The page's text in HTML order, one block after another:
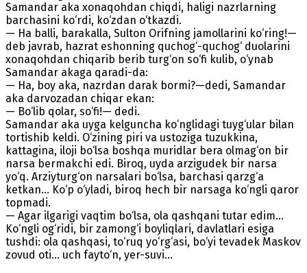
Samandar aka xonaqohdan chiqdi, haligi nazrlarning
barchasini ko‘rdi, ko‘zdan o‘tkazdi.
— Ha balli, barakalla, Sulton Orifning jamollarini ko‘ring!—
deb javrab, hazrat eshonning quchog‘-quchog‘ duolarini
xonaqohdan chiqarib berib turg‘on so‘fi kulib, o‘ynab
Samandar akaga qaradi-da:
— Ha, boy aka, nazrdan darak bormi?—dedi, Samandar
aka darvozadan chiqar ekan:
— Bo‘lib qolar, so‘fi!— dedi.
Samandar aka uyga kelguncha ko‘nglidagi tuyg‘ular bilan
tortishib keldi. O‘zining piri va ustoziga tuzukkina,
kattagina, iloji bo‘lsa boshqa muridlar bera olmag‘on bir
narsa bermakchi edi. Biroq, uyda arzigudek bir narsa
yo‘q. Arziyturg‘on narsalari bo‘lsa, barchasi qarzg‘a
ketkan... Ko‘p o‘yladi, biroq hech bir narsaga ko‘ngli qaror
topmadi.
— Agar ilgarigi vaqtim bo‘lsa, ola qashqani tutar edim...
Ko‘ngli og‘ridi, bir zamong‘i boyliqlari, davlatlari esiga
tushdi: ola qashqasi, to‘ruq yo‘rg‘asi, bo‘yi tevadek Maskov
zovud oti... uch fayto‘n, yer-suvi...